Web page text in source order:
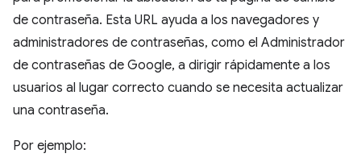
de contraseña. Esta URL ayuda a los navegadores y
administradores de contraseñas, como el Administrador
de contraseñas de Google, a dirigir rápidamente a los
usuarios al lugar correcto cuando se necesita actualizar
una contraseña.
Por ejemplo: